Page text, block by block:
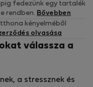
fedezünk egy tartalék
rendben. Bővebben
kényelméből
olvasása
válassza a
a stressznek és